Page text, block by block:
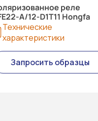
реле
A/12-D1T11 Hongfa
Технические
характеристики
Запросить образцы